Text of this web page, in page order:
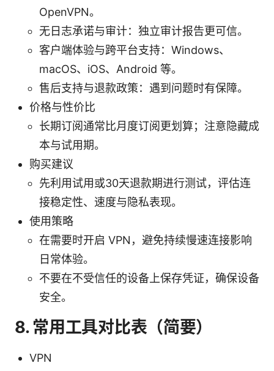
OpenVPN。
无日志承诺与审计：独立审计报告更可信。
客户端体验与跨平台支持：Windows、
macOS、iOS、Android 等。
售后支持与退款政策：遇到问题时有保障。
价格与性价比
长期订阅通常比月度订阅更划算；注意隐藏成
本与试用期。
购买建议
先利用试用或30天退款期进行测试，评估连
接稳定性、速度与隐私表现。
使用策略
在需要时开启 VPN，避免持续慢速连接影响
日常体验。
不要在不受信任的设备上保存凭证，确保设备
安全。
8. 常用工具对比表（简要）
VPN